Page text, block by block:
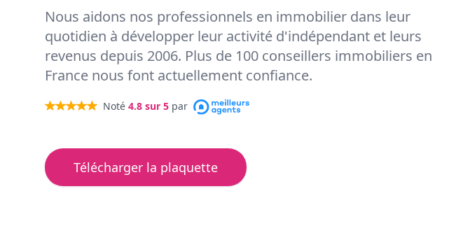
Nous aidons nos professionnels en immobilier dans leur
quotidien à développer leur activité d'indépendant et leurs
revenus depuis 2006. Plus de 100 conseillers immobiliers en
France nous font actuellement confiance.
Noté 4.8 sur 5 par
Télécharger la plaquette